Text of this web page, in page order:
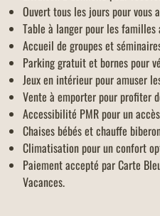
Ouvert tous les jours pour vous
Table à langer pour les familles
Accueil de groupes et
Parking gratuit et bornes pour
Jeux en intérieur pour amuser
Vente à emporterpour profiter
Accessibilité PMR pour un
Chaises bébés et chauffe
Climatisation pour un confort
Paiement accepté par Carte
Vacances.